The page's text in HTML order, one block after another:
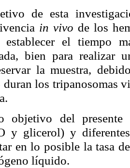
de esta
in vivo de los
el tiempo
bien para realizar
la muestra,
los tripanosomas
objetivo del presente
y glicerol) y
en lo posible la tasa
líquido.